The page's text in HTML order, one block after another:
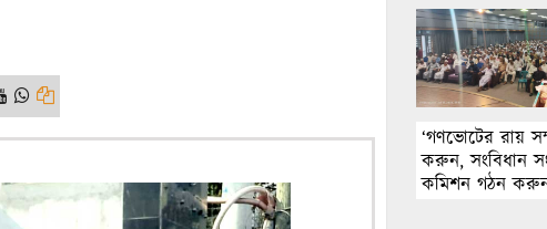
‘গণভোটের রায়
করুন, সংবিধান
কমিশন গঠন